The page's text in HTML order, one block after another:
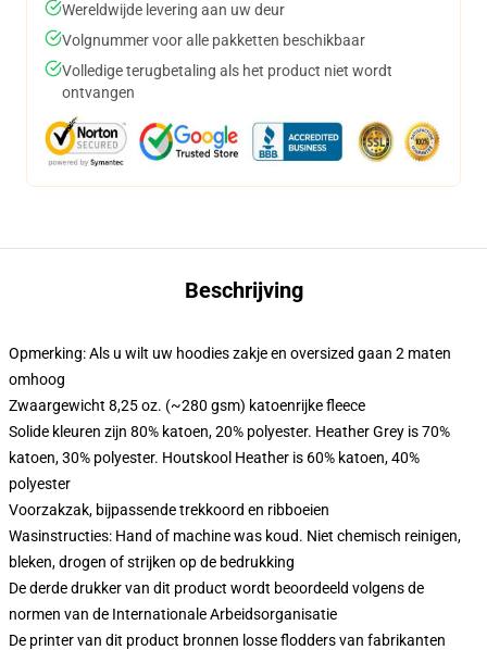
Wereldwijde levering aan uw deur
Volgnummer voor alle pakketten beschikbaar
Volledige terugbetaling als het product niet wordt
ontvangen
Beschrijving
Opmerking: Als u wilt uw hoodies zakje en oversized gaan 2 maten
omhoog
Zwaargewicht 8,25 oz. (~280 gsm) katoenrijke fleece
Solide kleuren zijn 80% katoen, 20% polyester. Heather Grey is 70%
katoen, 30% polyester. Houtskool Heather is 60% katoen, 40%
polyester
Voorzakzak, bijpassende trekkoord en ribboeien
Wasinstructies: Hand of machine was koud. Niet chemisch reinigen,
bleken, drogen of strijken op de bedrukking
De derde drukker van dit product wordt beoordeeld volgens de
normen van de Internationale Arbeidsorganisatie
De printer van dit product bronnen losse flodders van fabrikanten